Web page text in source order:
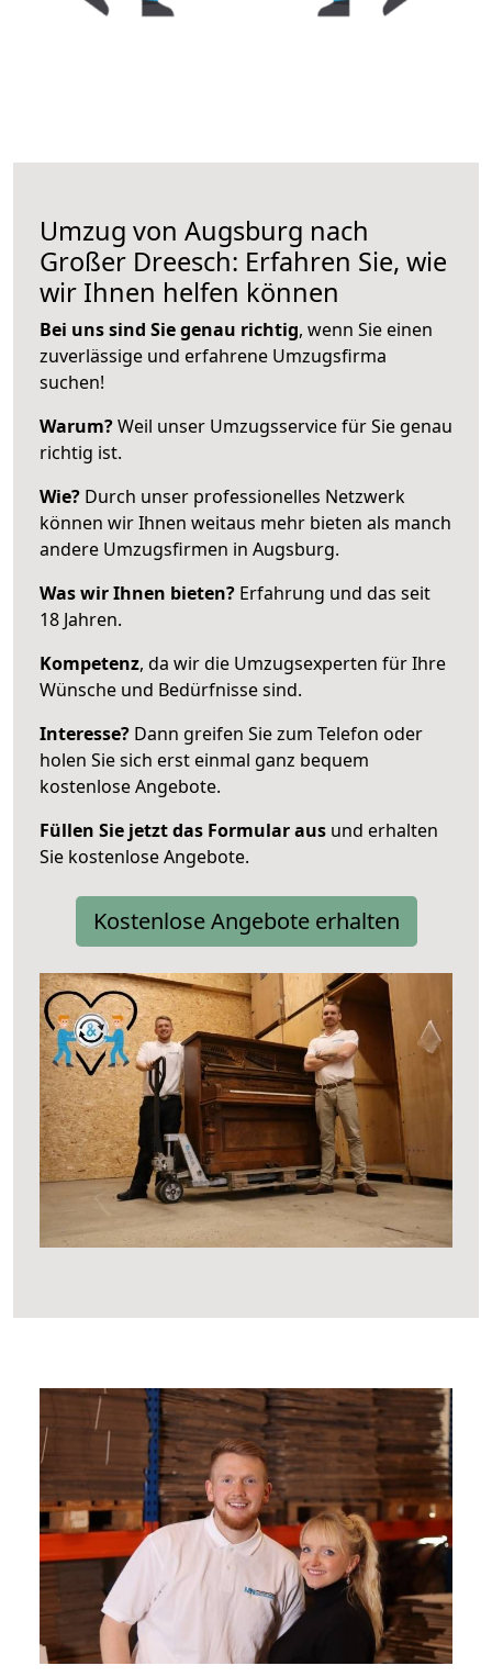
Umzug von Augsburg nach
Großer Dreesch: Erfahren Sie, wie
wir Ihnen helfen können
Bei uns sind Sie genau richtig, wenn Sie einen
zuverlässige und erfahrene Umzugsfirma
suchen!
Warum?Weil unser Umzugsservice für Sie genau
richtig ist.
Wie? Durch unser professionelles Netzwerk
können wir Ihnen weitaus mehr bieten als manch
andere Umzugsfirmen in Augsburg.
Was wir Ihnen bieten? Erfahrung und das seit
18 Jahren.
Kompetenz, da wir die Umzugsexperten für Ihre
Wünsche und Bedürfnisse sind.
Interesse? Dann greifen Sie zum Telefon oder
holen Sie sich erst einmal ganz bequem
kostenlose Angebote.
Füllen Sie jetzt das Formular aus und erhalten
Sie kostenlose Angebote.
Kostenlose Angebote erhalten